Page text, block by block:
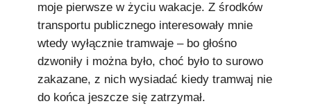
moje pierwsze w życiu wakacje. Z środków
transportu publicznego interesowały mnie
wtedy wyłącznie tramwaje – bo głośno
dzwoniły i można było, choć było to surowo
zakazane, z nich wysiadać kiedy tramwaj nie
do końca jeszcze się zatrzymał.